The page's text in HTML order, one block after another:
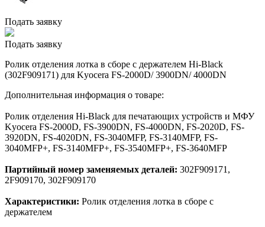
Подать заявку
Подать заявку
Ролик отделения лотка в сборе с держателем Hi-Black
(302F909171) для Kyocera FS-2000D/ 3900DN/ 4000DN
Дополнительная информация о товаре:
Ролик отделения Hi-Black для печатающих устройств и МФУ
Kyocera FS-2000D, FS-3900DN, FS-4000DN, FS-2020D, FS-
3920DN, FS-4020DN, FS-3040MFP, FS-3140MFP, FS-
3040MFP+, FS-3140MFP+, FS-3540MFP+, FS-3640MFP
Партийный номер заменяемых деталей: 302F909171,
2F909170, 302F909170
Характеристики: Ролик отделения лотка в сборе с
держателем